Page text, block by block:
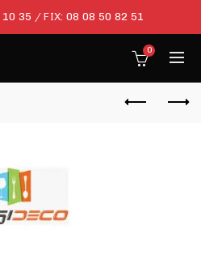
35 / FIX: 08 08 50 82 51
0